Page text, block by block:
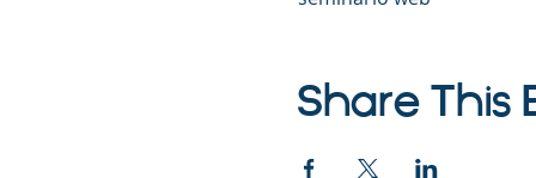
Share This